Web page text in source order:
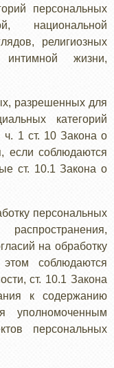
персональных
национальной
религиозных
жизни,
разрешенных для
категорий
1 ст. 10 Закона о
если соблюдаются
ст. 10.1 Закона о
персональных
на обработку
соблюдаются
ст. 10.1 Закона
к содержанию
уполномоченным
персональных